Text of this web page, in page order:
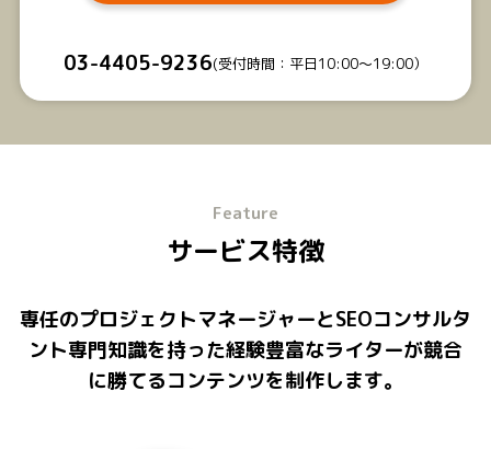
03-4405-9236(受付時間：平日10:00〜19:00）
Feature
サービス特徴
専任のプロジェクトマネージャーとSEOコンサルタ
ント専門知識を持った経験豊富なライターが競合
に勝てるコンテンツを制作します。